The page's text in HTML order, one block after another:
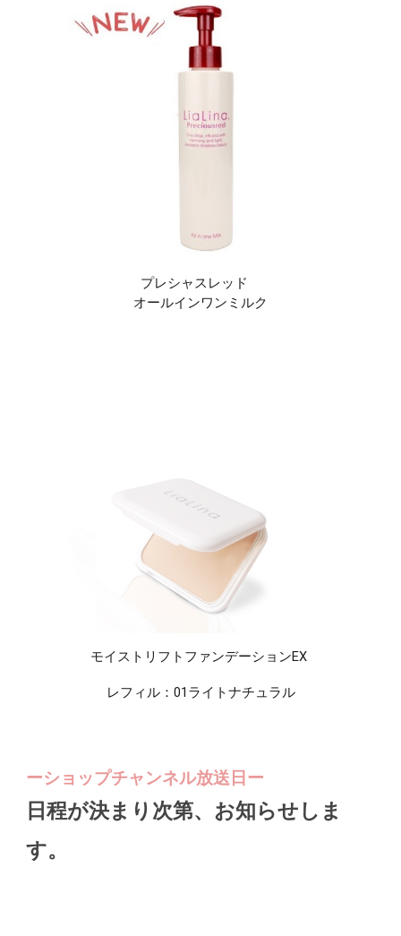
プレシャスレッド
オールインワンミルク
モイストリフトファンデーションEX
レフィル：01ライトナチュラル
ーショップチャンネル放送日ー
日程が決まり次第、お知らせしま
す。